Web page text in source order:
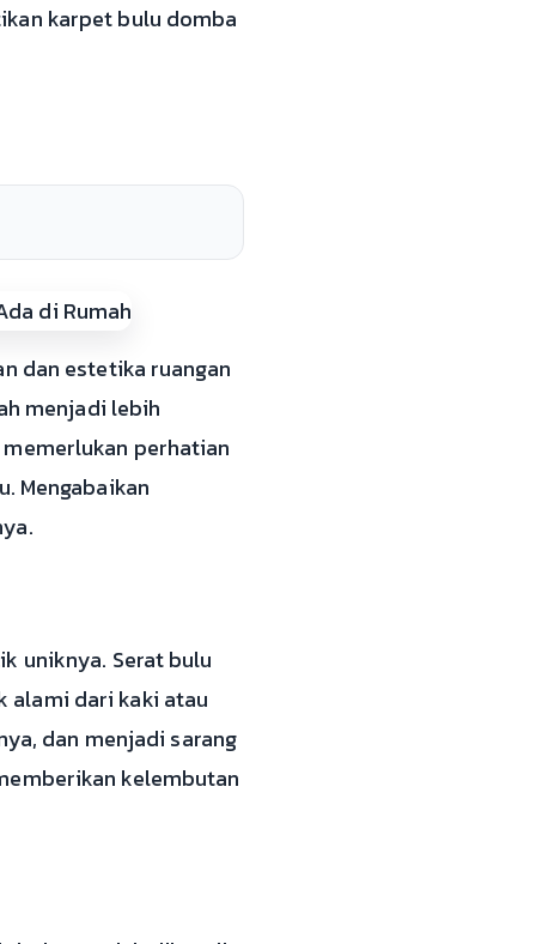
karpet bulu domba
dan estetika ruangan
menjadi lebih
perhatian
Mengabaikan
uniknya. Serat bulu
alami dari kaki atau
dan menjadi sarang
kelembutan